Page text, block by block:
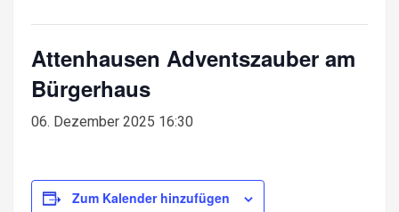
Attenhausen Adventszauber am
Bürgerhaus
06. Dezember 2025 16:30
Zum Kalender hinzufügen